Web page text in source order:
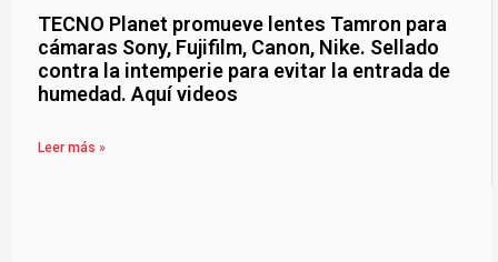
TECNO Planet promueve lentes Tamron para
cámaras Sony, Fujifilm, Canon, Nike. Sellado
contra la intemperie para evitar la entrada de
humedad. Aquí videos
Leer más »